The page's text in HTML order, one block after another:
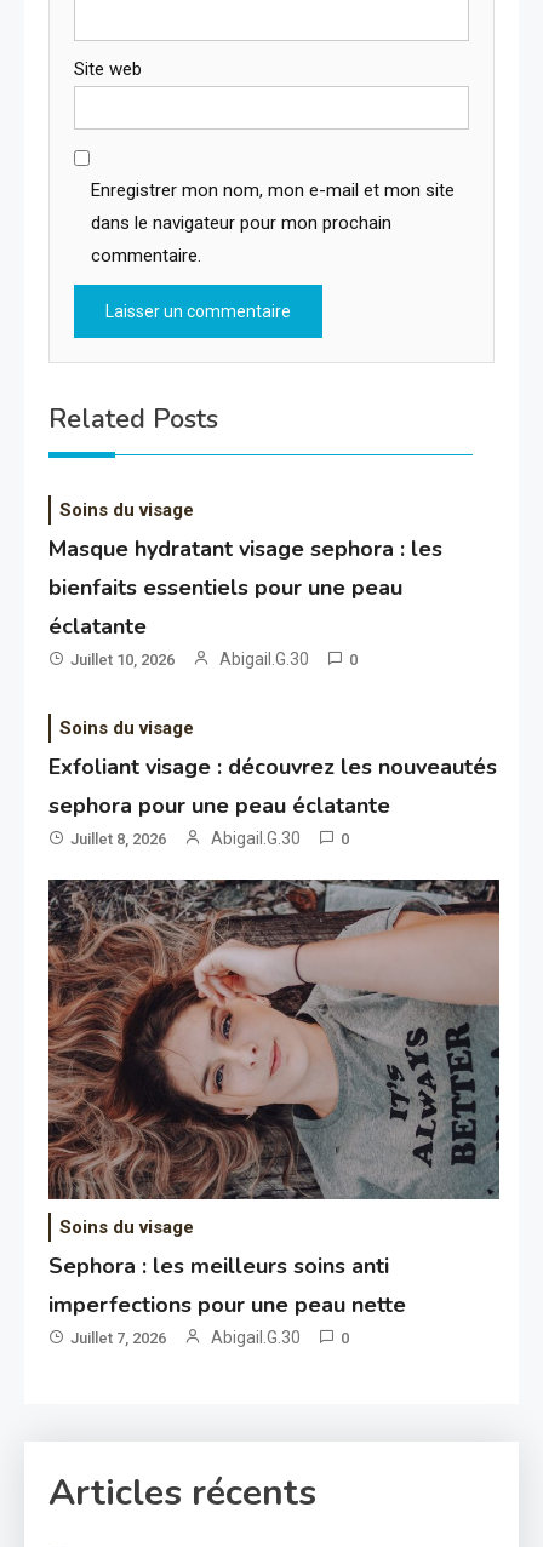
Site web
Enregistrer mon nom, mon e-mail et mon site
dans le navigateur pour mon prochain
commentaire.
Related Posts
Soins du visage
Masque hydratant visage sephora : les
bienfaits essentiels pour une peau
éclatante
Juillet 10, 2026 Abigail.G.30 0
Soins du visage
Exfoliant visage : découvrez les nouveautés
sephora pour une peau éclatante
Juillet 8, 2026 Abigail.G.30 0
Soins du visage
Sephora : les meilleurs soins anti
imperfections pour une peau nette
Juillet 7, 2026 Abigail.G.30 0
Articles récents